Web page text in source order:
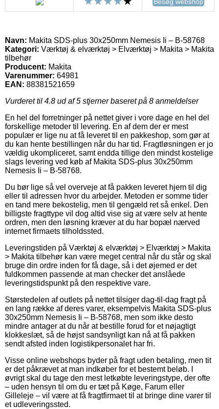
Navn: Makita SDS-plus 30x250mm Nemesis Ii – B-58768
Kategori: Værktøj & elværktøj > Elværktøj > Makita > Makita
tilbehør
Producent: Makita
Varenummer: 64981
EAN: 88381521659
Vurderet til 4.8 ud af 5 stjerner baseret på 8 anmeldelser
En hel del forretninger på nettet giver i vore dage en hel del
forskellige metoder til levering. En af dem der er mest
populær er lige nu at få leveret til en pakkeshop, som gør at
du kan hente bestillingen når du har tid. Fragtløsningen er jo
vældig ukompliceret, samt endda tillige den mindst kostelige
slags levering ved køb af Makita SDS-plus 30x250mm
Nemesis Ii – B-58768.
Du bør lige så vel overveje at få pakken leveret hjem til dig
eller til adressen hvor du arbejder. Metoden er somme tider
en tand mere bekostelig, men til gengæld ret så enkel. Den
billigste fragttype vil dog altid vise sig at være selv at hente
ordren, men den løsning kræver at du har bopæl nærved
internet firmaets tilholdssted.
Leveringstiden på Værktøj & elværktøj > Elværktøj > Makita
> Makita tilbehør kan være meget central når du står og skal
bruge din ordre inden for få dage, så i det øjemed er det
fuldkommen passende at man checker det anslåede
leveringstidspunkt på den respektive vare.
Størstedelen af outlets på nettet tilsiger dag-til-dag fragt på
en lang række af deres varer, eksempelvis Makita SDS-plus
30x250mm Nemesis Ii – B-58768, men som ikke desto
mindre antager at du når at bestille forud for et nøjagtigt
klokkeslæt, så de højst sandsynligt kan nå at få pakken
sendt afsted inden logistikpersonalet har fri.
Visse online webshops byder på fragt uden betaling, men tit
er det påkrævet at man indkøber for et bestemt beløb. I
øvrigt skal du tage den mest letkøbte leveringstype, der ofte
– uden hensyn til om du er tæt på Køge, Farum eller
Gilleleje – vil være at få fragtfirmaet til at bringe dine varer til
et udleveringssted.